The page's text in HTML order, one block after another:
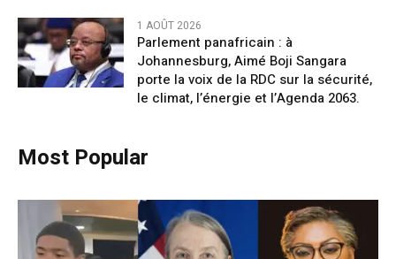
1 AOÛT 2026
Parlement panafricain : à
Johannesburg, Aimé Boji Sangara
porte la voix de la RDC sur la sécurité,
le climat, l’énergie et l’Agenda 2063.
Most Popular